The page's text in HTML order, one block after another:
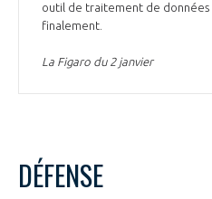
outil de traitement de données
finalement.
La Figaro du 2 janvier
DÉFENSE